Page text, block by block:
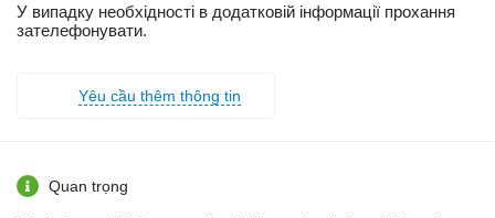
У випадку необхідності в додатковій інформації прохання
зателефонувати.
Yêu cầu thêm thông tin
Quan trọng